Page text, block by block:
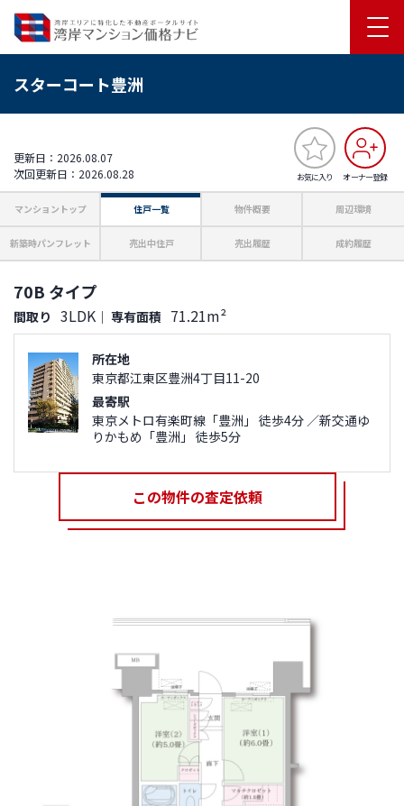
スターコート豊洲
お気に入り オーナー登録
更新日：2026.08.07
次回更新日：2026.08.28
マンショントップ 住戸一覧 物件概要 周辺環境
新築時パンフレット 売出中住戸 売出履歴 成約履歴
70B タイプ
間取り 3LDK ｜ 専有面積 71.21m²
所在地
東京都江東区豊洲4丁目11-20
最寄駅
東京メトロ有楽町線「豊洲」 徒歩4分 ／新交通ゆ
りかもめ「豊洲」 徒歩5分
この物件の査定依頼